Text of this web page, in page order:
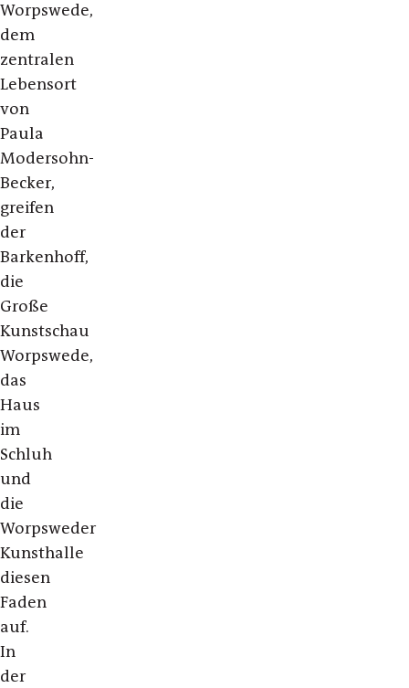
Worpswede,
dem
zentralen
Lebensort
von
Paula
Modersohn-
Becker,
greifen
der
Barkenhoff,
die
Große
Kunstschau
Worpswede,
das
Haus
im
Schluh
und
die
Worpsweder
Kunsthalle
diesen
Faden
auf.
In
der